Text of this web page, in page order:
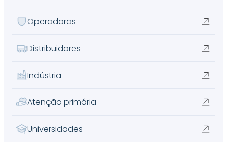
Operadoras
Distribuidores
Indústria
Atenção primária
Universidades